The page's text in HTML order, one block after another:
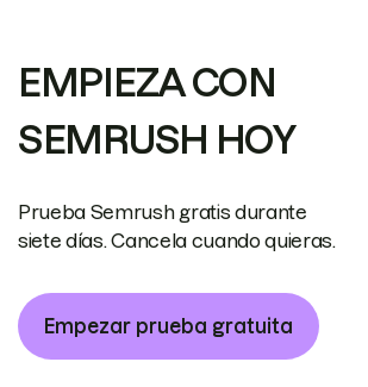
EMPIEZA CON
SEMRUSH HOY
Prueba Semrush gratis durante
siete días. Cancela cuando quieras.
Empezar prueba gratuita